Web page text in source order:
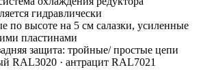
гидравлически
по высоте на 5 см салазки, усиленные
пластинами
защита: тройные/ простые цепи
RAL3020 · антрацит RAL7021